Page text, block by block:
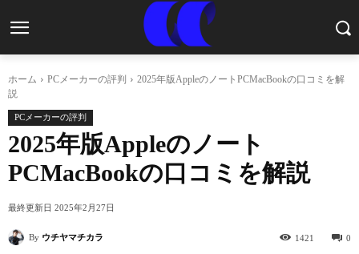
ホーム PCメーカーの評判
2025年版AppleのノートPCMacBookの口コミを解
説
PCメーカーの評判
2025年版Appleのノート
PCMacBookの口コミを解説
最終更新日 2025年2月27日
By ウチヤマチカラ 0
1421